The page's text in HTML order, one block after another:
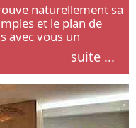
naturellement sa
et le plan de
avec vous un
de cuisiner, de
suite ...